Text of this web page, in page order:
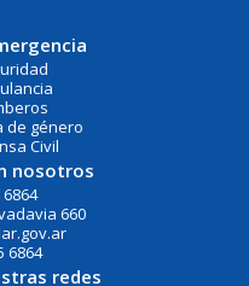
de género
Civil
nosotros
6864
660
6864
redes